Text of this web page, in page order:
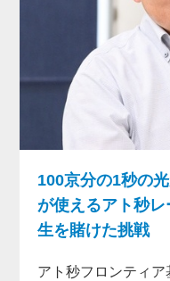
100京分の1秒の
が使えるアト秒
生を賭けた挑戦
アト秒フロンティア